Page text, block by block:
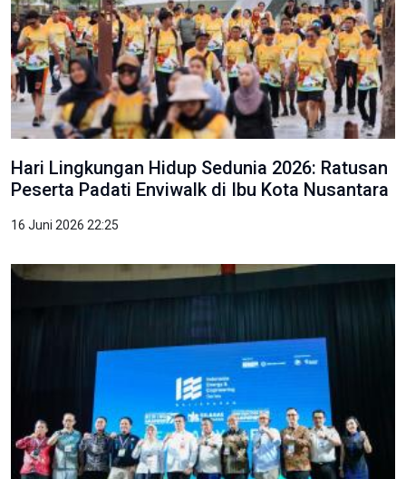
Hari Lingkungan Hidup Sedunia 2026: Ratusan
Peserta Padati Enviwalk di Ibu Kota Nusantara
16 Juni 2026 22:25